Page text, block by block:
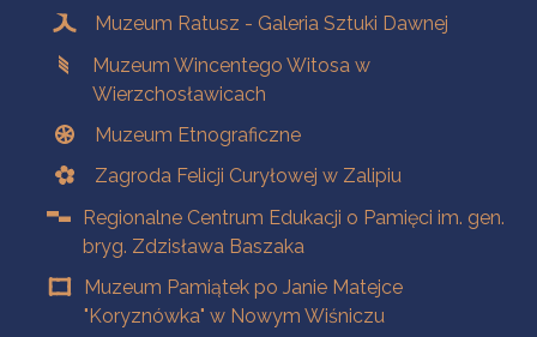
Muzeum Ratusz - Galeria Sztuki Dawnej
Muzeum Wincentego Witosa w
Wierzchosławicach
Muzeum Etnograficzne
Zagroda Felicji Curyłowej w Zalipiu
Regionalne Centrum Edukacji o Pamięci im. gen.
bryg. Zdzisława Baszaka
Muzeum Pamiątek po Janie Matejce
"Koryznówka" w Nowym Wiśniczu